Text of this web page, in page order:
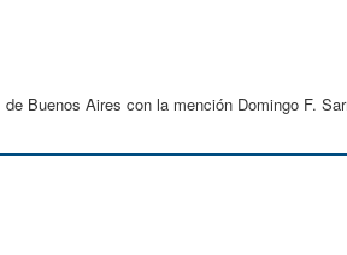
Buenos Aires con la mención Domingo F.